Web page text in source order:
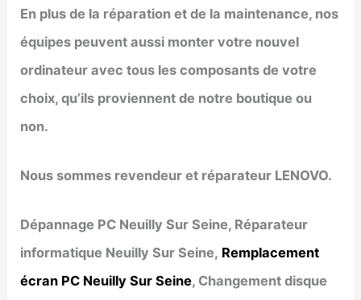
En plus de la réparation et de la maintenance, nos
équipes peuvent aussi monter votre nouvel
ordinateur avec tous les composants de votre
choix, qu’ils proviennent de notre boutique ou
non.
Nous sommes revendeur et réparateur LENOVO.
Dépannage PC Neuilly Sur Seine, Réparateur
informatique Neuilly Sur Seine, Remplacement
écran PC Neuilly Sur Seine, Changement disque